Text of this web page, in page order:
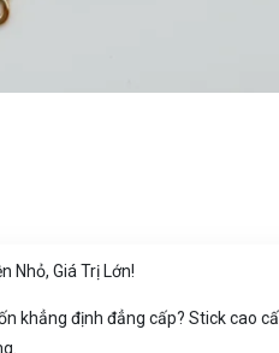
Nhỏ, Giá Trị Lớn!
khẳng định đẳng cấp? Stick cao